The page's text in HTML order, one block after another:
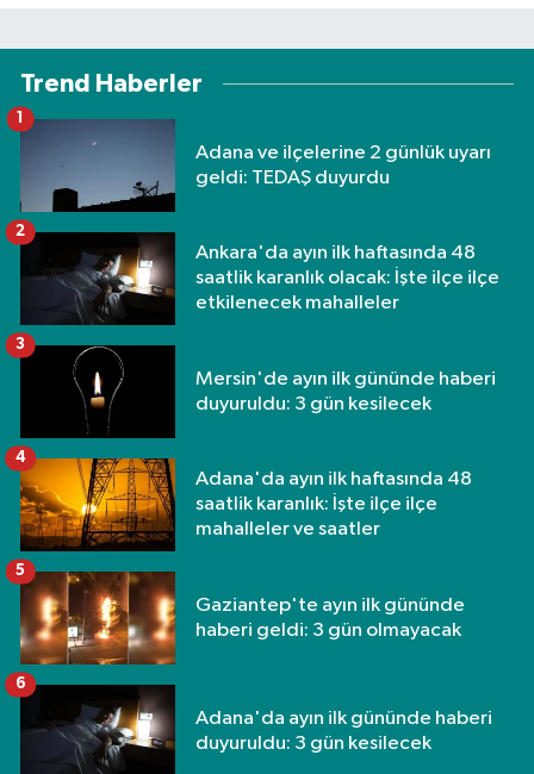
Trend Haberler
Adana ve ilçelerine 2 günlük uyarı
geldi: TEDAŞ duyurdu
1
Ankara'da ayın ilk haftasında 48
saatlik karanlık olacak: İşte ilçe ilçe
etkilenecek mahalleler
2
Mersin'de ayın ilk gününde haberi
duyuruldu: 3 gün kesilecek
3
Adana'da ayın ilk haftasında 48
saatlik karanlık: İşte ilçe ilçe
mahalleler ve saatler
4
Gaziantep'te ayın ilk gününde
haberi geldi: 3 gün olmayacak
5
Adana'da ayın ilk gününde haberi
duyuruldu: 3 gün kesilecek
6